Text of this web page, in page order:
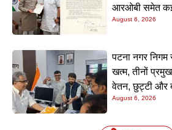
आरओबी समेत कई
August 6, 2026
पटना नगर निगम
खत्म, तीनों
वेतन, छुट्टी और
August 6, 2026